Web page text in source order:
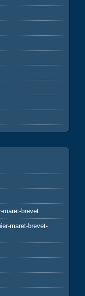
maret-brevet
maret-brevet-